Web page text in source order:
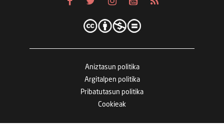
Aniztasun politika
Argitalpen politika
Pribatutasun politika
Cookieak